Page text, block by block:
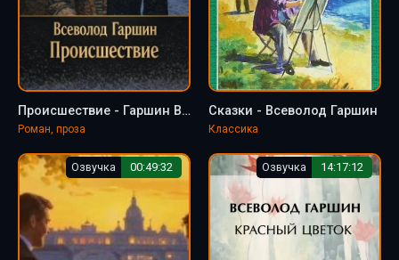
Происшествие - Гаршин Всеволод
Роман, проза
Сказки - Всеволод Гаршин
Классика
Озвучка 00:49:32 Озвучка 14:17:12